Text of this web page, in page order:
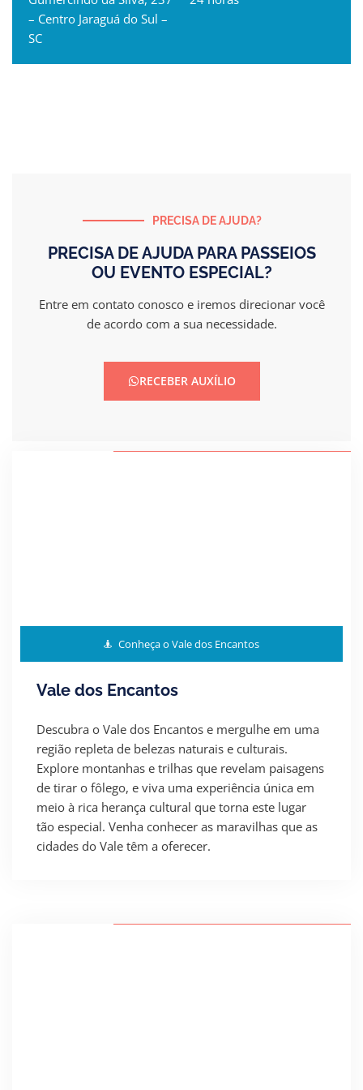
– Centro Jaraguá do Sul –
SC
PRECISA DE AJUDA?
PRECISA DE AJUDA PARA PASSEIOS
OU EVENTO ESPECIAL?
Entre em contato conosco e iremos direcionar você
de acordo com a sua necessidade.
RECEBER AUXÍLIO
Conheça o Vale dos Encantos
Vale dos Encantos
Descubra o Vale dos Encantos e mergulhe em uma
região repleta de belezas naturais e culturais.
Explore montanhas e trilhas que revelam paisagens
de tirar o fôlego, e viva uma experiência única em
meio à rica herança cultural que torna este lugar
tão especial. Venha conhecer as maravilhas que as
cidades do Vale têm a oferecer.